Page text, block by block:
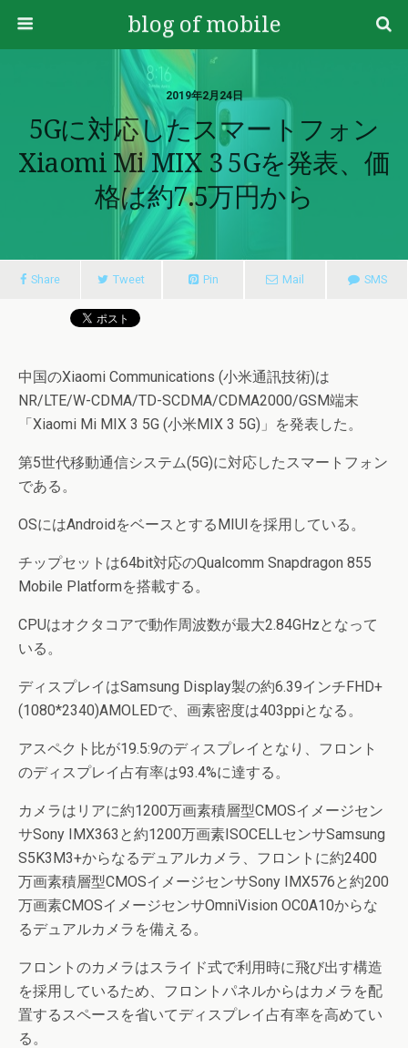
blog of mobile
2019年2月24日
5Gに対応したスマートフォン
Xiaomi Mi MIX 3 5Gを発表、価
格は約7.5万円から
Share Tweet Pin Mail SMS
中国のXiaomi Communications (小米通訊技術)は
NR/LTE/W-CDMA/TD-SCDMA/CDMA2000/GSM端末
「Xiaomi Mi MIX 3 5G (小米MIX 3 5G)」を発表した。
第5世代移動通信システム(5G)に対応したスマートフォン
である。
OSにはAndroidをベースとするMIUIを採用している。
チップセットは64bit対応のQualcomm Snapdragon 855
Mobile Platformを搭載する。
CPUはオクタコアで動作周波数が最大2.84GHzとなって
いる。
ディスプレイはSamsung Display製の約6.39インチFHD+
(1080*2340)AMOLEDで、画素密度は403ppiとなる。
アスペクト比が19.5:9のディスプレイとなり、フロント
のディスプレイ占有率は93.4%に達する。
カメラはリアに約1200万画素積層型CMOSイメージセン
サSony IMX363と約1200万画素ISOCELLセンサSamsung
S5K3M3+からなるデュアルカメラ、フロントに約2400
万画素積層型CMOSイメージセンサSony IMX576と約200
万画素CMOSイメージセンサOmniVision OC0A10からな
るデュアルカメラを備える。
フロントのカメラはスライド式で利用時に飛び出す構造
を採用しているため、フロントパネルからはカメラを配
置するスペースを省いてディスプレイ占有率を高めてい
る。